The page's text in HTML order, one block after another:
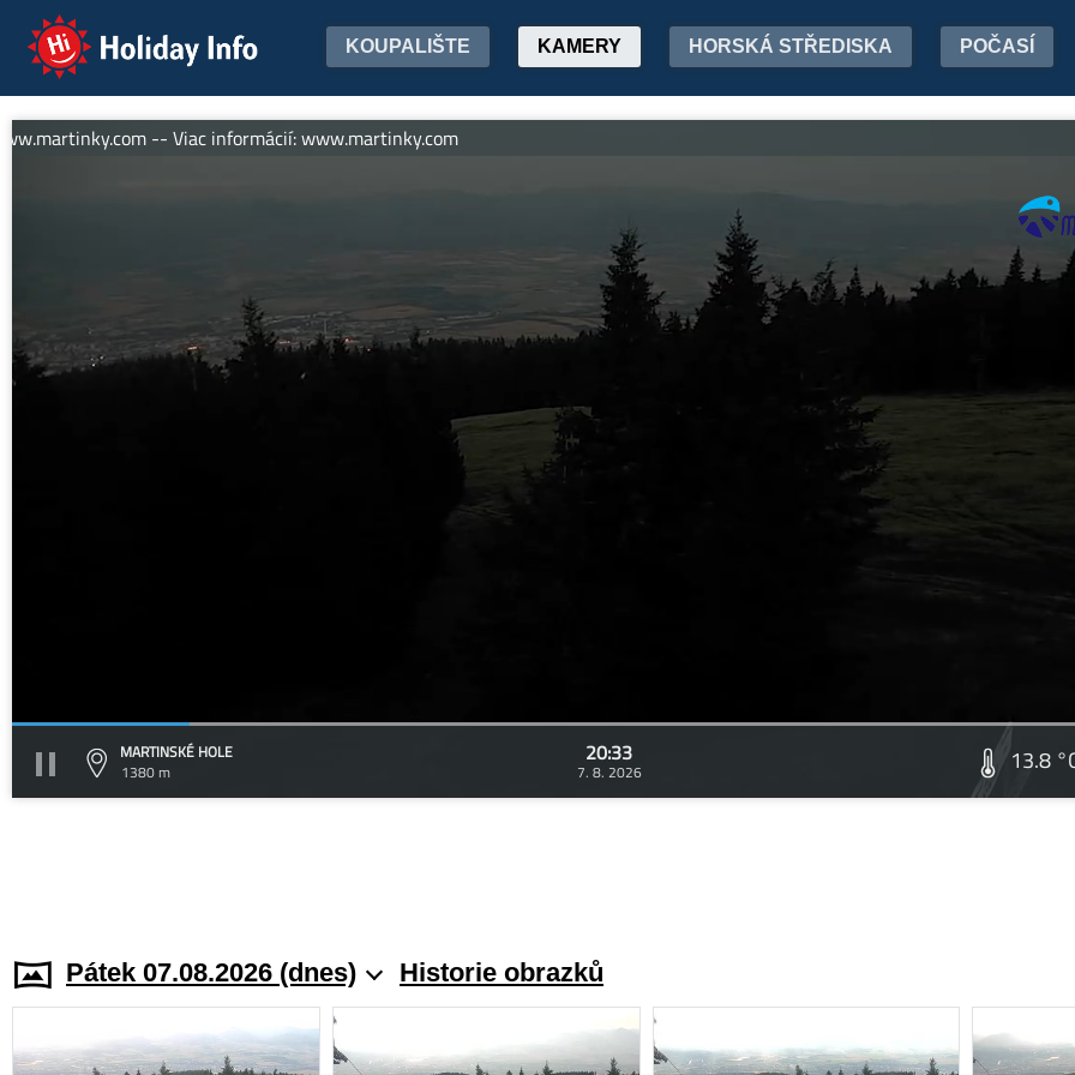
Holiday Info KOUPALIŠTE KAMERY HORSKÁ STŘEDISKA POČASÍ
-- Viac informácií: www.martinky.com
MARTINSKÉ HOLE
1380 m
20:33
7. 8. 2026 13.8
Pátek 07.08.2026 (dnes) Historie obrazků